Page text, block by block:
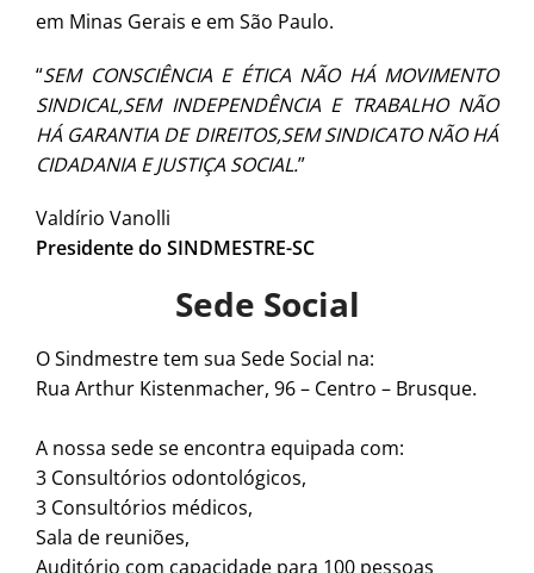
em Minas Gerais e em São Paulo.
“SEM CONSCIÊNCIA E ÉTICA NÃO HÁ MOVIMENTO
SINDICAL,SEM INDEPENDÊNCIA E TRABALHO NÃO
HÁ GARANTIA DE DIREITOS,SEM SINDICATO NÃO HÁ
CIDADANIA E JUSTIÇA SOCIAL.”
Valdírio Vanolli
Presidente do SINDMESTRE-SC
Sede Social
O Sindmestre tem sua Sede Social na:
Rua Arthur Kistenmacher, 96 – Centro – Brusque.
A nossa sede se encontra equipada com:
3 Consultórios odontológicos,
3 Consultórios médicos,
Sala de reuniões,
Auditório com capacidade para 100 pessoas